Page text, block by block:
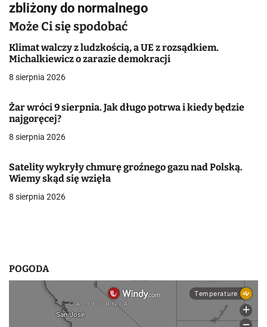
a
c
j
a
w
p
s
u
zbliżony do normalnego
Może Ci się spodobać
Klimat walczy z ludzkością, a UE z rozsądkiem.
Michalkiewicz o zarazie demokracji
8 sierpnia 2026
Żar wróci 9 sierpnia. Jak długo potrwa i kiedy będzie
najgoręcej?
8 sierpnia 2026
Satelity wykryły chmurę groźnego gazu nad Polską.
Wiemy skąd się wzięła
8 sierpnia 2026
POGODA